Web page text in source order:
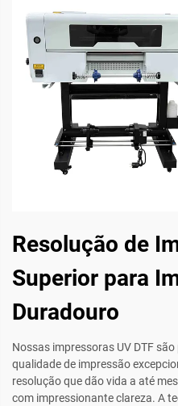
Resolução de
Superior para
Duradouro
Nossas impressoras UV DTF
qualidade de impressão
resolução que dão vida a até
com impressionante clareza. A